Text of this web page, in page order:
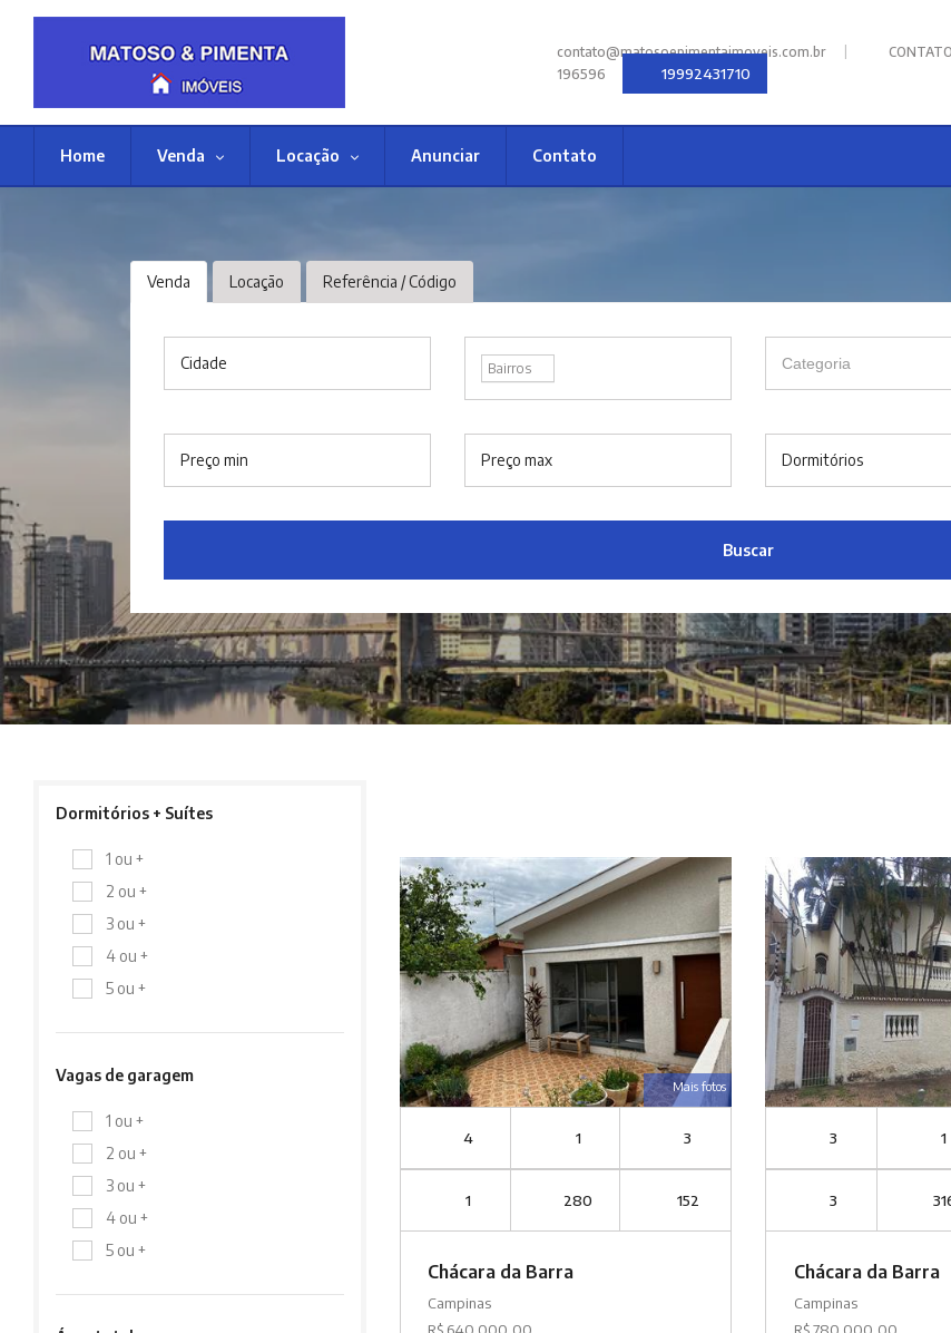
contato@matosoepimentaimoveis.com.br |
196596 19992431710
Home Venda Locação Anunciar Contato
Venda Locação Referência / Código
Cidade Bairros
Preço min Preço max Dormitórios
Buscar
Mais fotos
4 1 3
1 280 152
Chácara da Barra
Campinas
3 1
3
Chácara da Barra
Campinas
Dormitórios + Suítes
1 ou +
2 ou +
3 ou +
4 ou +
5 ou +
Vagas de garagem
1 ou +
2 ou +
3 ou +
4 ou +
5 ou +